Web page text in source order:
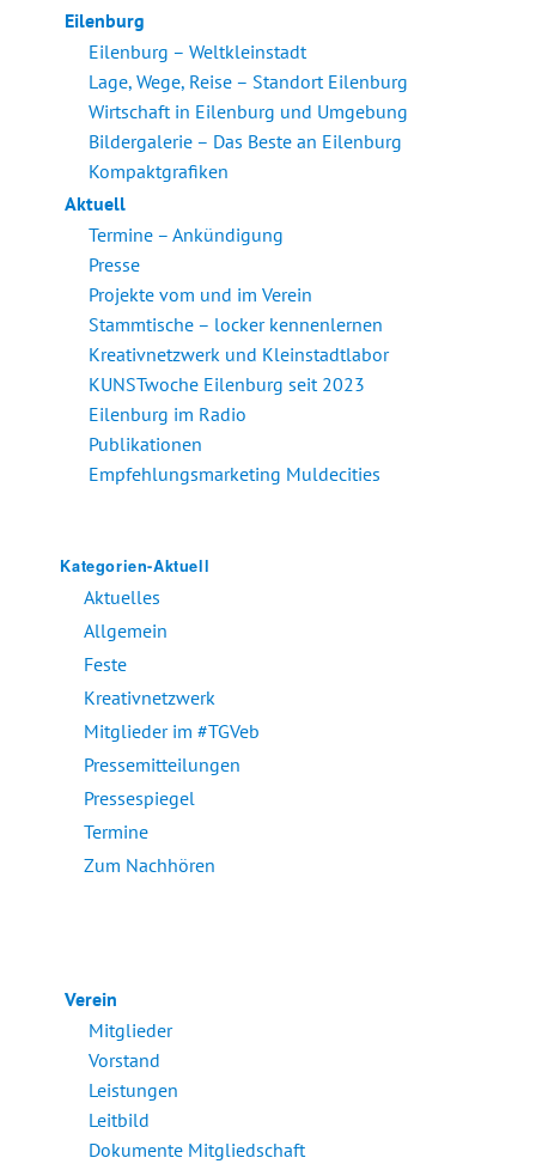
Eilenburg
Eilenburg – Weltkleinstadt
Lage, Wege, Reise – Standort Eilenburg
Wirtschaft in Eilenburg und Umgebung
Bildergalerie – Das Beste an Eilenburg
Kompaktgrafiken
Aktuell
Termine – Ankündigung
Presse
Projekte vom und im Verein
Stammtische – locker kennenlernen
Kreativnetzwerk und Kleinstadtlabor
KUNSTwoche Eilenburg seit 2023
Eilenburg im Radio
Publikationen
Empfehlungsmarketing Muldecities
Kategorien-Aktuell
Aktuelles
Allgemein
Feste
Kreativnetzwerk
Mitglieder im #TGVeb
Pressemitteilungen
Pressespiegel
Termine
Zum Nachhören
Verein
Mitglieder
Vorstand
Leistungen
Leitbild
Dokumente Mitgliedschaft